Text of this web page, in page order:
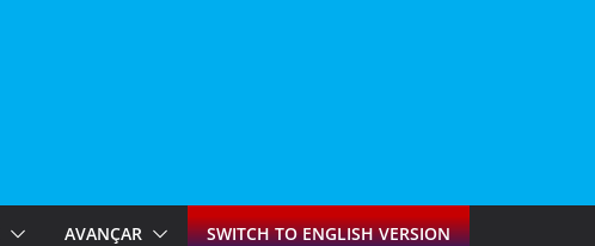
AVANÇAR SWITCH TO ENGLISH VERSION